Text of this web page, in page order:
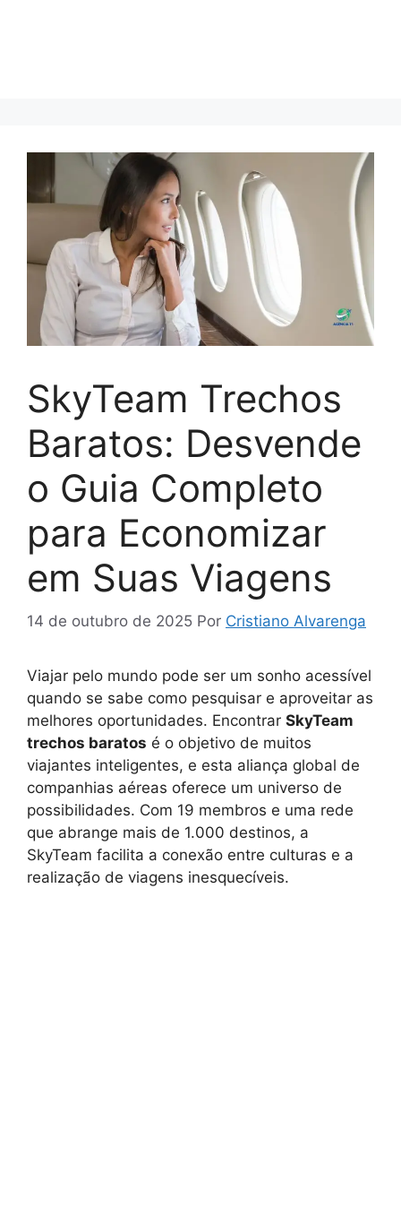
SkyTeam Trechos
Baratos: Desvende
o Guia Completo
para Economizar
em Suas Viagens
14 de outubro de 2025 Por Cristiano Alvarenga
Viajar pelo mundo pode ser um sonho acessível
quando se sabe como pesquisar e aproveitar as
melhores oportunidades. Encontrar SkyTeam
trechos baratos é o objetivo de muitos
viajantes inteligentes, e esta aliança global de
companhias aéreas oferece um universo de
possibilidades. Com 19 membros e uma rede
que abrange mais de 1.000 destinos, a
SkyTeam facilita a conexão entre culturas e a
realização de viagens inesquecíveis.